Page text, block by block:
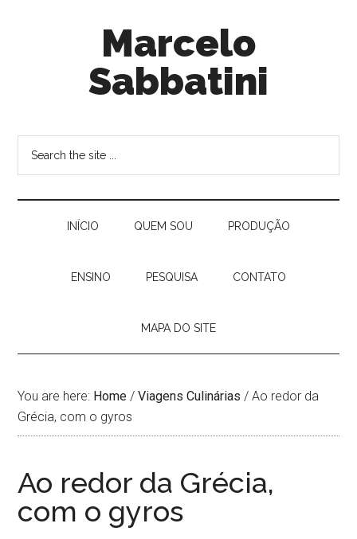
Marcelo
Sabbatini
INÍ­CIO QUEM SOU PRODUÇÃO
ENSINO PESQUISA CONTATO
MAPA DO SITE
You are here: Home / Viagens Culinárias / Ao redor da
Grécia, com o gyros
Ao redor da Grécia,
com o gyros